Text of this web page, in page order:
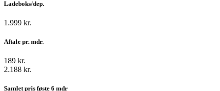
Ladeboks/dep.
1.999 kr.
Aftale pr. mdr.
189 kr.
2.188 kr.
Samlet pris føste 6 mdr